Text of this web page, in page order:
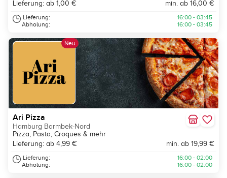
Lieferung: ab 1,00 €
min. ab 16,00 €
Lieferung:
Abholung:
16:00 - 03:45
16:00 - 03:45
Neu
Ari Pizza
Hamburg Barmbek-Nord
Pizza, Pasta, Croques & mehr
Lieferung: ab 4,99 €
min. ab 19,99 €
Lieferung:
Abholung:
16:00 - 02:00
16:00 - 02:00